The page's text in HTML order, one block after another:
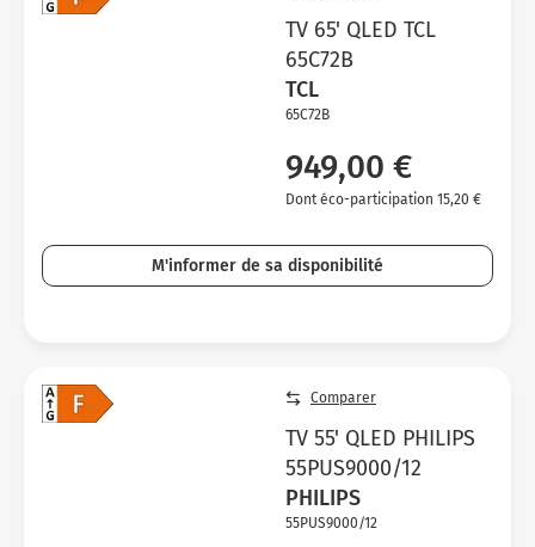
TV 65' QLED TCL
65C72B
TCL
65C72B
949,00 €
Dont éco-participation 15,20 €
M'informer de sa disponibilité
Comparer
TV 55' QLED PHILIPS
55PUS9000/12
PHILIPS
55PUS9000/12